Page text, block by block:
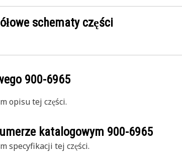
schematy części
900-6965
opisu tej części.
katalogowym 900-6965
specyfikacji tej części.